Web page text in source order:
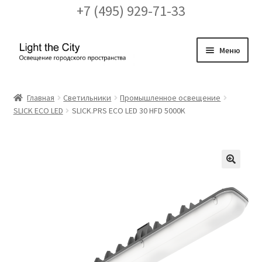
+7 (495) 929-71-33
Перейти
Перейти
Меню
FAQ про кронштейны
Главная Светильники
Промышленное освещение
SLICK ECO LED
SLICK.PRS ECO LED 30 HFD 5000K